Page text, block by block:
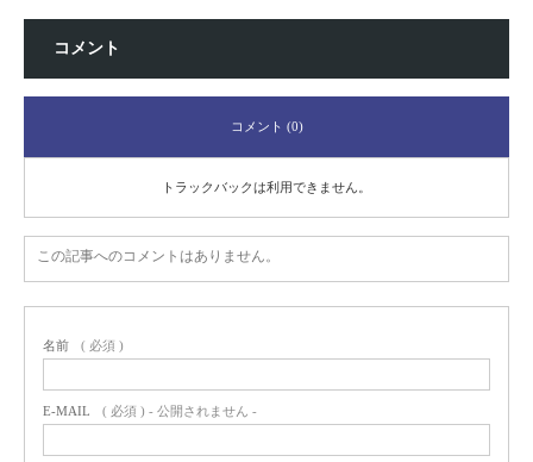
コメント
コメント (0)
トラックバックは利用できません。
この記事へのコメントはありません。
名前 ( 必須 )
E-MAIL ( 必須 ) - 公開されません -